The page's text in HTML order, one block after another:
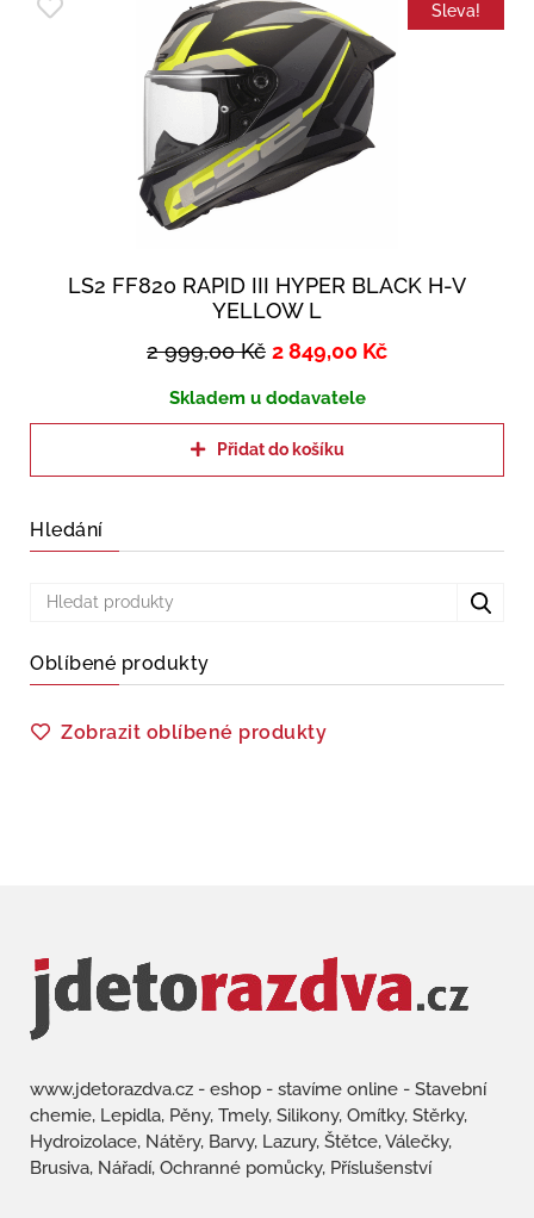
Sleva!
LS2 FF820 RAPID III HYPER BLACK H-V
YELLOW L
2 999,00Kč 2 849,00 Kč
Skladem u dodavatele
Přidat do košíku
Hledání
Oblíbené produkty
Zobrazit oblíbené produkty
www.jdetorazdva.cz - eshop - stavíme online - Stavební
chemie, Lepidla, Pěny, Tmely, Silikony, Omítky, Stěrky,
Hydroizolace, Nátěry, Barvy, Lazury, Štětce, Válečky,
Brusiva, Nářadí, Ochranné pomůcky, Příslušenství